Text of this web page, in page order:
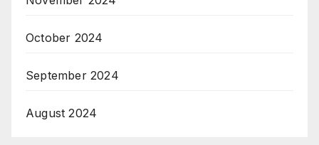
October 2024
September 2024
August 2024